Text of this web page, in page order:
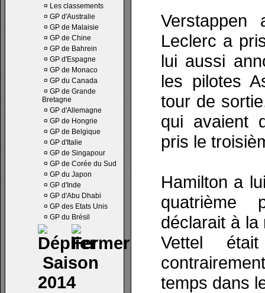
¤ Les classements
¤ GP d'Australie
¤ GP de Malaisie
¤ GP de Chine
¤ GP de Bahrein
¤ GP d'Espagne
¤ GP de Monaco
¤ GP du Canada
¤ GP de Grande
Bretagne
¤ GP d'Allemagne
¤ GP de Hongrie
¤ GP de Belgique
¤ GP d'Italie
¤ GP de Singapour
¤ GP de Corée du Sud
¤ GP du Japon
¤ GP d'Inde
¤ GP d'Abu Dhabi
¤ GP des Etats Unis
¤ GP du Brésil
Saison
2014
Verstappen
Leclerc a
lui aussi
les pilotes
tour de
qui avaient
pris le
Hamilton a
quatrième
déclarait à la
Vettel
temps dans